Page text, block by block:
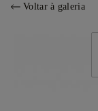
Voltar à galeria